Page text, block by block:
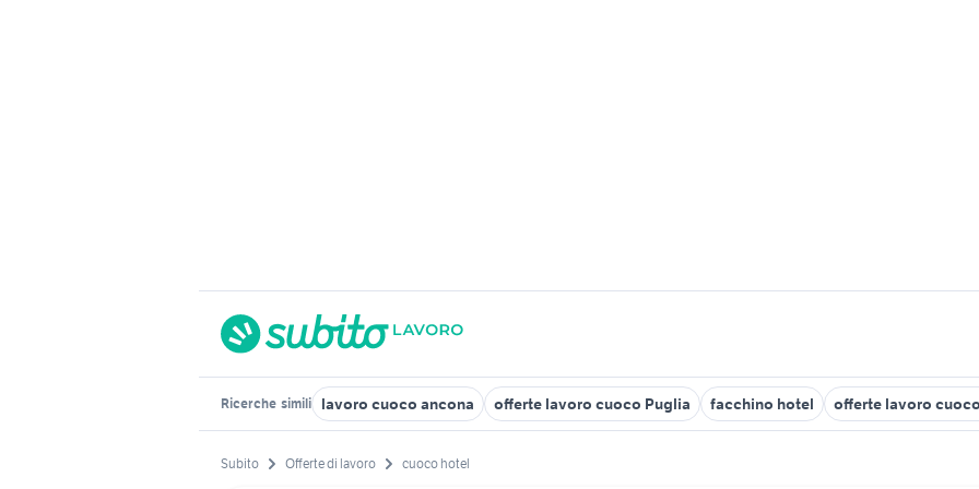
Ricerche simili lavoro cuoco ancona offerte lavoro cuoco Puglia facchino hotel offerte lavoro
Subito Offerte di lavoro cuoco hotel